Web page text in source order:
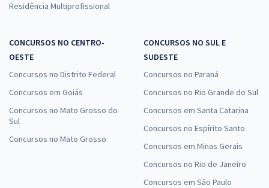
Residência Multiprofissional
CONCURSOS NO CENTRO-
OESTE
Concursos no Distrito Federal
Concursos em Goiás
Concursos no Mato Grosso do
Sul
Concursos no Mato Grosso
CONCURSOS NO SUL E
SUDESTE
Concursos no Paraná
Concursos no Rio Grande do Sul
Concursos em Santa Catarina
Concursos no Espírito Santo
Concursos em Minas Gerais
Concursos no Rio de Janeiro
Concursos em São Paulo